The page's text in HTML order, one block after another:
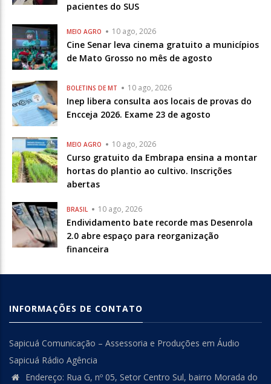
pacientes do SUS
MEIO AGRO 10 ago, 2026
Cine Senar leva cinema gratuito a municípios
de Mato Grosso no mês de agosto
BOLETINS DE MT 10 ago, 2026
Inep libera consulta aos locais de provas do
Encceja 2026. Exame 23 de agosto
MEIO AGRO 10 ago, 2026
Curso gratuito da Embrapa ensina a montar
hortas do plantio ao cultivo. Inscrições
abertas
BRASIL 10 ago, 2026
Endividamento bate recorde mas Desenrola
2.0 abre espaço para reorganização
financeira
INFORMAÇÕES DE CONTATO
Sapicuá Comunicação – Assessoria e Produções em Áudio
Sapicuá Rádio Agência
Endereço: Rua G, nº 05, Setor Centro Sul, bairro Morada do